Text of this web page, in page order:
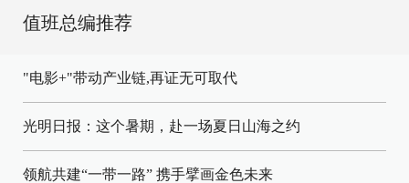
值班总编推荐
"电影+"带动产业链,再证无可取代
光明日报：这个暑期，赴一场夏日山海之约
领航共建“一带一路” 携手擘画金色未来